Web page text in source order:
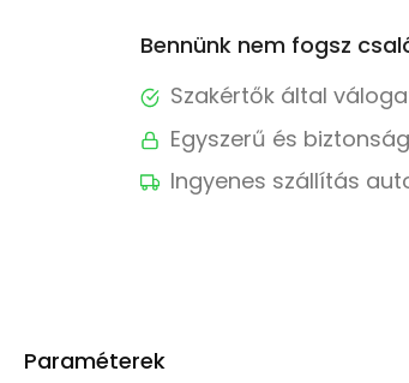
Bennünk nem fogsz
Szakértők által
Egyszerű és
Ingyenes szállítás
Paraméterek